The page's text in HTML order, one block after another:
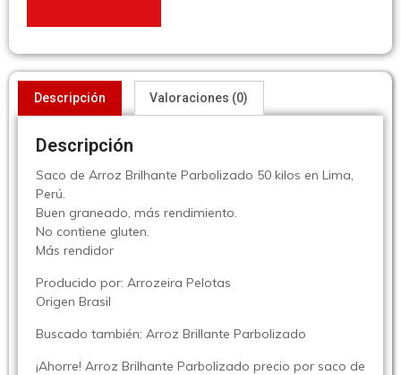
Descripción Valoraciones (0)
Descripción
Saco de Arroz Brilhante Parbolizado 50 kilos en Lima,
Perú.
Buen graneado, más rendimiento.
No contiene gluten.
Más rendidor
Producido por: Arrozeira Pelotas
Origen Brasil
Buscado también: Arroz Brillante Parbolizado
¡Ahorre! Arroz Brilhante Parbolizado precio por saco de